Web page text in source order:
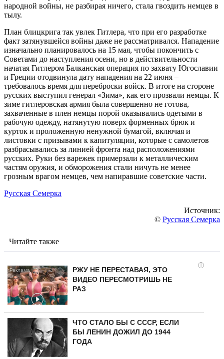
народной войны, не разбирая ничего, стала гвоздить немцев в
тылу.
План блицкрига так увлек Гитлера, что при его разработке
факт затянувшейся войны даже не рассматривался. Нападение
изначально планировалось на 15 мая, чтобы покончить с
Советами до наступления осени, но в действительности
начатая Гитлером Балканская операция по захвату Югославии
и Греции отодвинула дату нападения на 22 июня –
требовалось время для переброски войск. В итоге на стороне
русских выступил генерал «Зима», как его прозвали немцы. К
зиме гитлеровская армия была совершенно не готова,
захваченные в плен немцы порой оказывались одетыми в
рабочую одежду, натянутую поверх форменных брюк и
курток и проложенную ненужной бумагой, включая и
листовки с призывами к капитуляции, которые с самолетов
разбрасывались за линией фронта над расположениями
русских. Руки без варежек примерзали к металлическим
частям оружия, и обморожения стали ничуть не менее
грозным врагом немцев, чем напиравшие советские части.
Русская Семерка
Источник:
© Русская Семерка
Читайте также
i
РЖУ НЕ ПЕРЕСТАВАЯ, ЭТО
ВИДЕО ПЕРЕСМОТРИШЬ НЕ
РАЗ
ЧТО СТАЛО БЫ С СССР, ЕСЛИ
БЫ ЛЕНИН ДОЖИЛ ДО 1944
ГОДА